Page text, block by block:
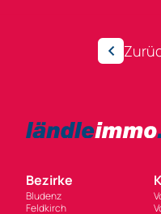
Bezirke
Bludenz
Feldkirch